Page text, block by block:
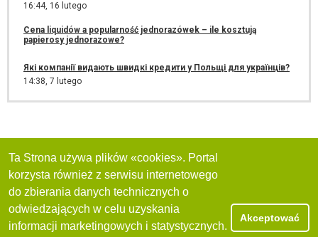
16:44, 16 lutego
Cena liquidów a popularność jednorazówek – ile kosztują
papierosy jednorazowe?
Які компанії видають швидкі кредити у Польщі для українців?
14:38, 7 lutego
Ta Strona używa plików «cookies». Portal
korzysta również z serwisu internetowego
do zbierania danych technicznych o
odwiedzających w celu uzyskania
informacji marketingowych i statystycznych.
Akceptować